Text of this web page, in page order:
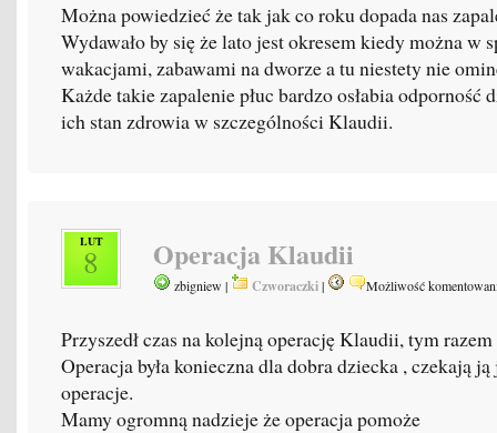
Można powiedzieć że tak jak co roku dopada nas
Wydawało by się że lato jest okresem kiedy można w
wakacjami, zabawami na dworze a tu niestety nie
Każde takie zapalenie płuc bardzo osłabia odporność
ich stan zdrowia w szczególności Klaudii.
LUT
8 Operacja Klaudii
zbigniew | Czworaczki| Możliwość
Przyszedł czas na kolejną operację Klaudii, tym
Operacja była konieczna dla dobra dziecka , czekają
operacje.
Mamy ogromną nadzieje że operacja pomoże